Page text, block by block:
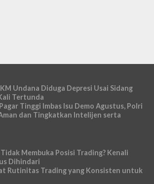
Undana Diduga Depresi Usai Sidang
Tertunda
Tinggi Imbas Isu Demo Agustus, Polri
dan Tingkatkan Intelijen serta
Membuka Posisi Trading? Kenali
Dihindari
Rutinitas Trading yang Konsisten untuk